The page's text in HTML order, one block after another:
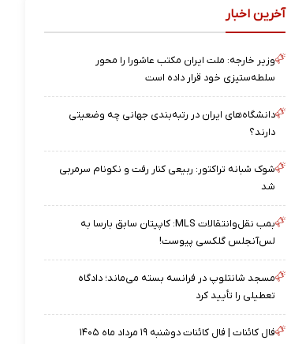
آخرین اخبار
وزیر خارجه: ملت ایران مکتب عاشورا را محور
سلطه‌ستیزی خود قرار داده است
دانشگاه‌های ایران در رتبه‌بندی جهانی چه وضعیتی
دارند؟
شوک شبانه تراکتور: ربیعی کنار رفت و نکونام سرمربی
شد
بمب نقل‌وانتقالات MLS: کاپیتان سابق بارسا به
لس‌آنجلس گلکسی پیوست!
مسجد شانتلوپ در فرانسه بسته می‌ماند؛ دادگاه
تعطیلی را تأیید کرد
فال کائنات | فال کائنات دوشنبه ۱۹ مرداد ماه ۱۴۰۵